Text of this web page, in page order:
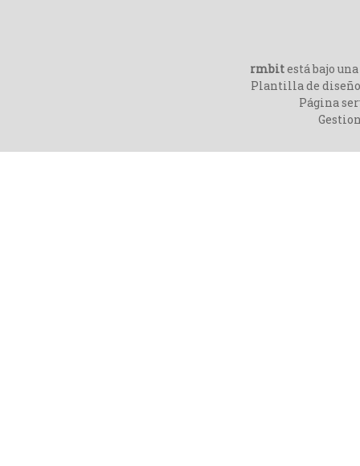
rmbitestá bajo una
Plantilla de
Página